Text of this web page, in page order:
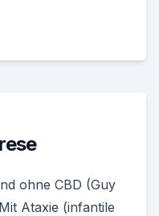
ohne CBD (Guy
Ataxie (infantile